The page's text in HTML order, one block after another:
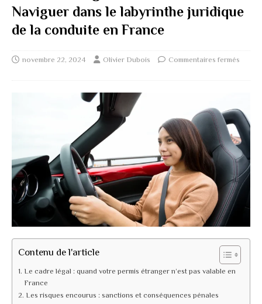
Naviguer dans le labyrinthe juridique
de la conduite en France
novembre 22, 2024 Olivier Dubois Commentaires fermés
Contenu de l'article
Le cadre légal : quand votre permis étranger n’est pas valable en
France
Les risques encourus : sanctions et conséquences pénales